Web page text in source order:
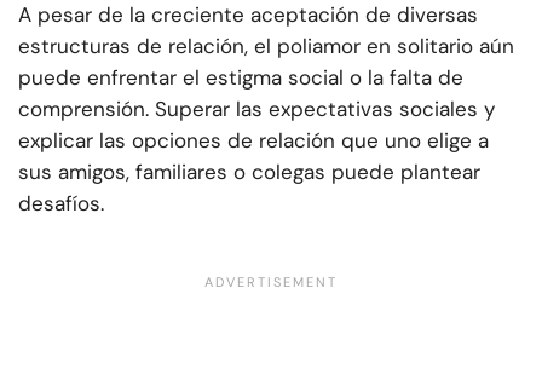
A pesar de la creciente aceptación de diversas
estructuras de relación, el poliamor en solitario aún
puede enfrentar el estigma social o la falta de
comprensión. Superar las expectativas sociales y
explicar las opciones de relación que uno elige a
sus amigos, familiares o colegas puede plantear
desafíos.